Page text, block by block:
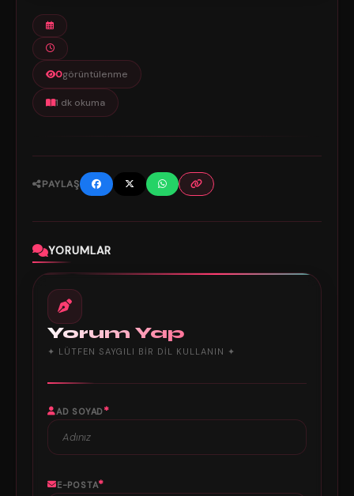
0görüntülenme
1 dk okuma
PAYLAŞ
YORUMLAR
Yorum Yap
✦ LÜTFEN SAYGILI BIR DIL KULLANIN ✦
AD SOYAD*
E-POSTA*